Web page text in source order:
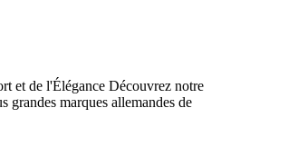
et de l'Élégance Découvrez notre
grandes marques allemandes de